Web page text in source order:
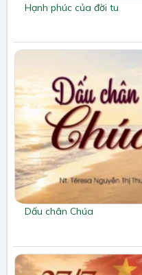
Hạnh phúc của đời tu
Dấu chân Chúa